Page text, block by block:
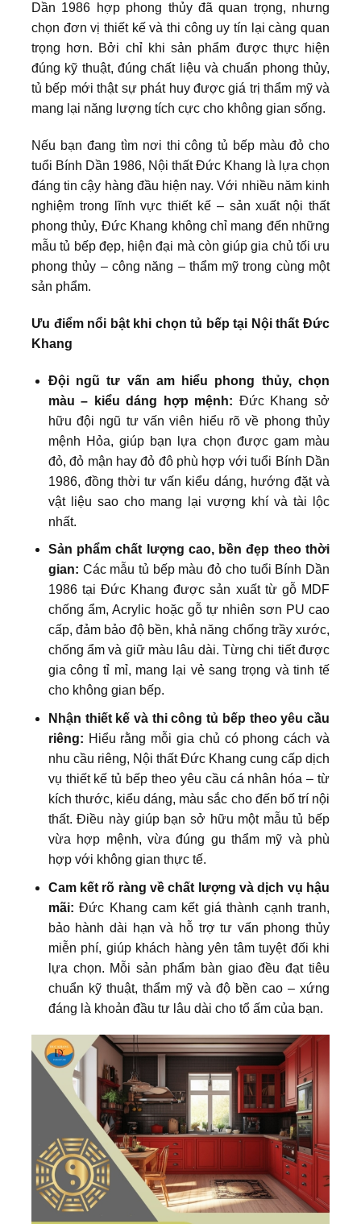
Dần 1986 hợp phong thủy đã quan trọng, nhưng
chọn đơn vị thiết kế và thi công uy tín lại càng quan
trọng hơn. Bởi chỉ khi sản phẩm được thực hiện
đúng kỹ thuật, đúng chất liệu và chuẩn phong thủy,
tủ bếp mới thật sự phát huy được giá trị thẩm mỹ và
mang lại năng lượng tích cực cho không gian sống.
Nếu bạn đang tìm nơi thi công tủ bếp màu đỏ cho
tuổi Bính Dần 1986, Nội thất Đức Khang là lựa chọn
đáng tin cậy hàng đầu hiện nay. Với nhiều năm kinh
nghiệm trong lĩnh vực thiết kế – sản xuất nội thất
phong thủy, Đức Khang không chỉ mang đến những
mẫu tủ bếp đẹp, hiện đại mà còn giúp gia chủ tối ưu
phong thủy – công năng – thẩm mỹ trong cùng một
sản phẩm.
Ưu điểm nổi bật khi chọn tủ bếp tại Nội thất Đức
Khang
Đội ngũ tư vấn am hiểu phong thủy, chọn
màu – kiểu dáng hợp mệnh: Đức Khang sở
hữu đội ngũ tư vấn viên hiểu rõ về phong thủy
mệnh Hỏa, giúp bạn lựa chọn được gam màu
đỏ, đỏ mận hay đỏ đô phù hợp với tuổi Bính Dần
1986, đồng thời tư vấn kiểu dáng, hướng đặt và
vật liệu sao cho mang lại vượng khí và tài lộc
nhất.
Sản phẩm chất lượng cao, bền đẹp theo thời
gian: Các mẫu tủ bếp màu đỏ cho tuổi Bính Dần
1986 tại Đức Khang được sản xuất từ gỗ MDF
chống ẩm, Acrylic hoặc gỗ tự nhiên sơn PU cao
cấp, đảm bảo độ bền, khả năng chống trầy xước,
chống ẩm và giữ màu lâu dài. Từng chi tiết được
gia công tỉ mỉ, mang lại vẻ sang trọng và tinh tế
cho không gian bếp.
Nhận thiết kế và thi công tủ bếp theo yêu cầu
riêng: Hiểu rằng mỗi gia chủ có phong cách và
nhu cầu riêng, Nội thất Đức Khang cung cấp dịch
vụ thiết kế tủ bếp theo yêu cầu cá nhân hóa – từ
kích thước, kiểu dáng, màu sắc cho đến bố trí nội
thất. Điều này giúp bạn sở hữu một mẫu tủ bếp
vừa hợp mệnh, vừa đúng gu thẩm mỹ và phù
hợp với không gian thực tế.
Cam kết rõ ràng về chất lượng và dịch vụ hậu
mãi: Đức Khang cam kết giá thành cạnh tranh,
bảo hành dài hạn và hỗ trợ tư vấn phong thủy
miễn phí, giúp khách hàng yên tâm tuyệt đối khi
lựa chọn. Mỗi sản phẩm bàn giao đều đạt tiêu
chuẩn kỹ thuật, thẩm mỹ và độ bền cao – xứng
đáng là khoản đầu tư lâu dài cho tổ ấm của bạn.